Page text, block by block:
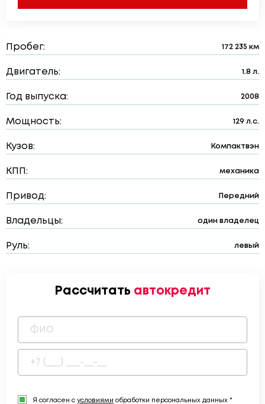
Пробег: 172 235 км
Двигатель: 1.8 л.
Год выпуска: 2008
Мощность: 129 л.с.
Кузов: Компактвэн
КПП: механика
Привод: Передний
Владельцы: один владелец
Руль: левый
Рассчитать автокредит
Я согласен с условиями обработки персональных данных *